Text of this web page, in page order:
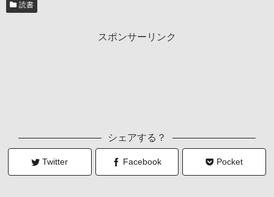
読書
スポンサーリンク
シェアする？
Twitter Facebook Pocket